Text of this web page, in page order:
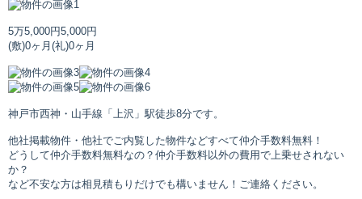
5万5,000円5,000円
(敷)0ヶ月 (礼)0ヶ月
神戸市西神・山手線「上沢」駅徒歩8分です。
他社掲載物件・他社でご内覧した物件などすべて仲介手数料無料！
どうして仲介手数料無料なの？仲介手数料以外の費用で上乗せされない
か？
など不安な方は相見積もりだけでも構いません！ご連絡ください。